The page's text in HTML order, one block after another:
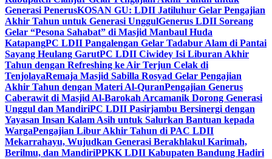
Generasi PenerusKOSAN GU: LDII Jatiluhur Gelar Pengajian
Akhir Tahun untuk Generasi UnggulGenerus LDII Soreang
Gelar “Pesona Sahabat” di Masjid Manbaul Huda
KatapangPC LDII Pangalengan Gelar Tadabur Alam di Pantai
Sayang Heulang GarutPC LDII Ciwidey Isi Liburan Akhir
Tahun dengan Refreshing ke Air Terjun Celak di
TenjolayaRemaja Masjid Sabilla Rosyad Gelar Pengajian
Akhir Tahun dengan Materi Al-QuranPengajian Generus
Caberawit di Masjid Al-Barokah Arcamanik Dorong Generasi
Unggul dan MandiriPC LDII Pasirjambu Bersinergi dengan
Yayasan Insan Kalam Asih untuk Salurkan Bantuan kepada
WargaPengajian Libur Akhir Tahun di PAC LDII
Mekarrahayu, Wujudkan Generasi Berakhlakul Karimah,
Berilmu, dan MandiriPPKK LDII Kabupaten Bandung Hadiri